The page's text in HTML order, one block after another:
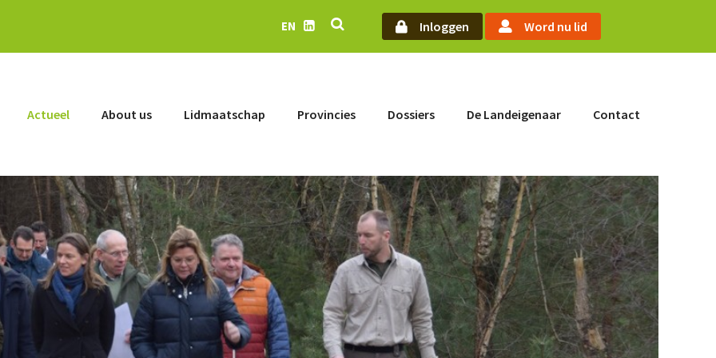
EN
Inloggen Word nu lid
Actueel About us Lidmaatschap Provincies Dossiers De Landeigenaar Contact
Home
Actueel
Nieuws